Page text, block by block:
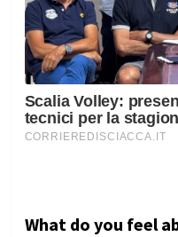
What do you feel